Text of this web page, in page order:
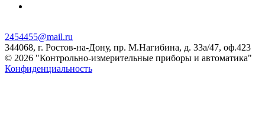
2454455@mail.ru
344068, г. Ростов-на-Дону, пр. М.Нагибина, д. 33а/47, оф.423
© 2026 "Контрольно-измерительные приборы и автоматика"
Конфиденциальность